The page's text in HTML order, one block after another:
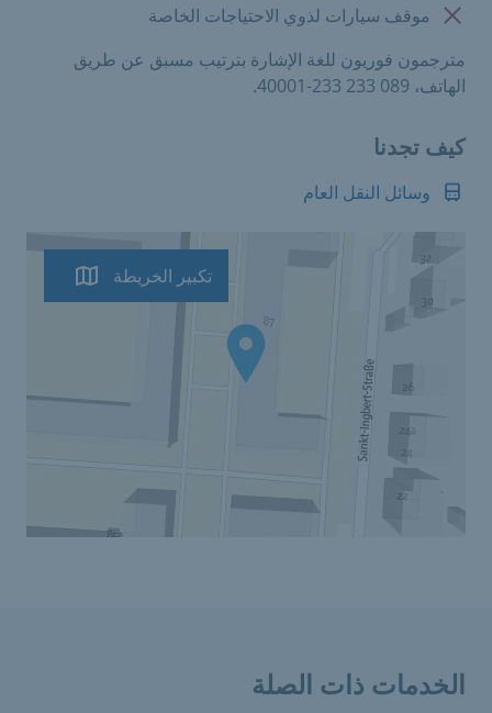
غير متوفرة:
موقف سيارات لذوي الاحتياجات الخاصة
مترجمون فوريون للغة الإشارة بترتيب مسبق عن طريق
الهاتف، 089 233 233-40001.
كيف تجدنا
وسائل النقل العام
تكبير الخريطة
الخدمات ذات الصلة